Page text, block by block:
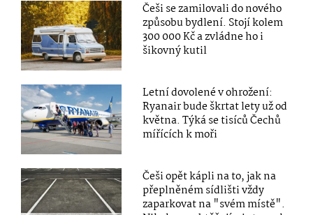
Češi se zamilovali do nového
způsobu bydlení. Stojí kolem
300 000 Kč a zvládne ho i
šikovný kutil
Letní dovolené v ohrožení:
Ryanair bude škrtat lety už od
května. Týká se tisíců Čechů
mířících k moři
Češi opět kápli na to, jak na
přeplněném sídlišti vždy
zaparkovat na "svém místě".